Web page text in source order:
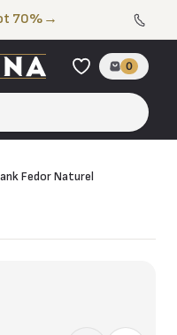
70% →
0
Fedor Naturel